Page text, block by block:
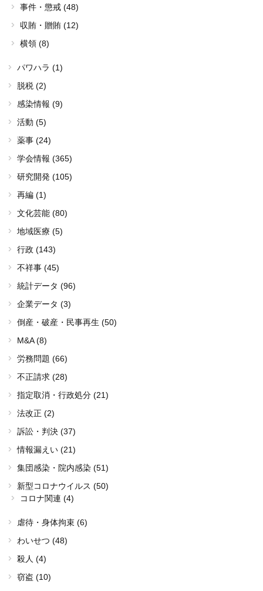
事件・懲戒 (48)
収賄・贈賄 (12)
横領 (8)
パワハラ (1)
脱税 (2)
感染情報 (9)
活動 (5)
薬事 (24)
学会情報 (365)
研究開発 (105)
再編 (1)
文化芸能 (80)
地域医療 (5)
行政 (143)
不祥事 (45)
統計データ (96)
企業データ (3)
倒産・破産・民事再生 (50)
M&A (8)
労務問題 (66)
不正請求 (28)
指定取消・行政処分 (21)
法改正 (2)
訴訟・判決 (37)
情報漏えい (21)
集団感染・院内感染 (51)
新型コロナウイルス (50)
コロナ関連 (4)
虐待・身体拘束 (6)
わいせつ (48)
殺人 (4)
窃盗 (10)